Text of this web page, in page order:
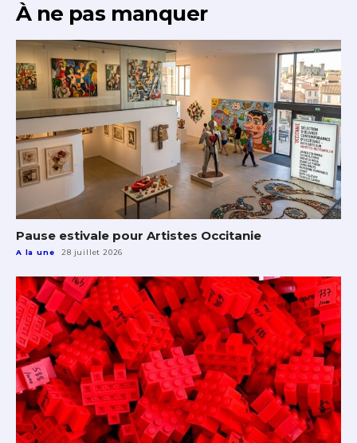
À ne pas manquer
Pause estivale pour Artistes Occitanie
A la une 28 juillet 2026